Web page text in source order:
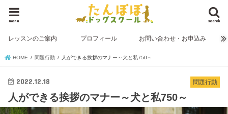
search
menu
レッスンのご案内 プロフィール お問い合わせ・お申込み
HOME 問題行動 人ができる挨拶のマナー～犬と私750～
問題行動
2022.12.18
人ができる挨拶のマナー～犬と私750～